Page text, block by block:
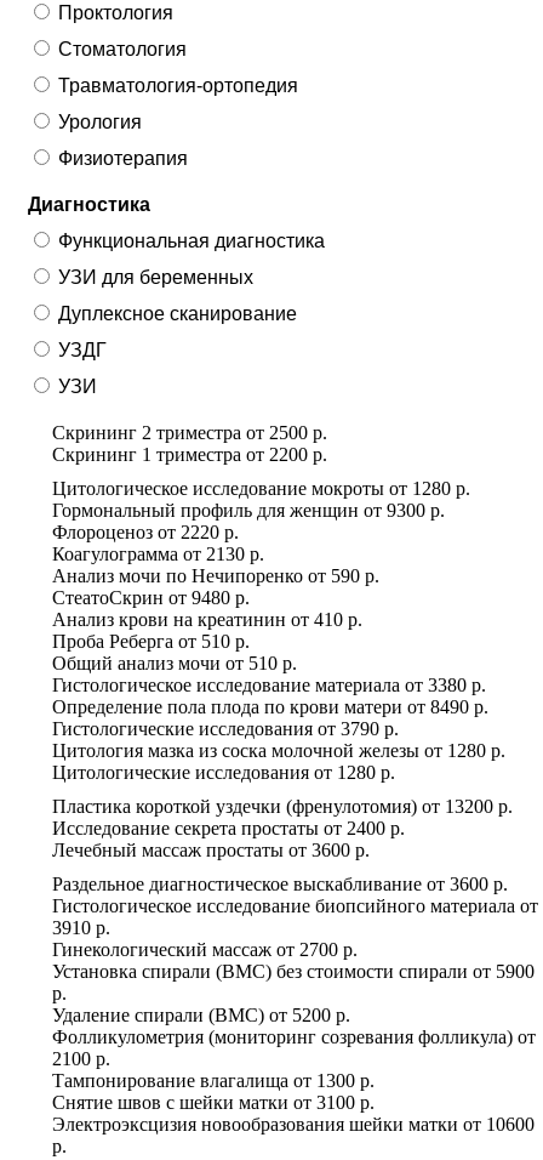
Проктология
Стоматология
Травматология-ортопедия
Урология
Физиотерапия
Диагностика
Функциональная диагностика
УЗИ для беременных
Дуплексное сканирование
УЗДГ
УЗИ
Скрининг 2 триместра от 2500 р.
Скрининг 1 триместра от 2200 р.
Цитологическое исследование мокроты от 1280 р.
Гормональный профиль для женщин от 9300 р.
Флороценоз от 2220 р.
Коагулограмма от 2130 р.
Анализ мочи по Нечипоренко от 590 р.
СтеатоСкрин от 9480 р.
Анализ крови на креатинин от 410 р.
Проба Реберга от 510 р.
Общий анализ мочи от 510 р.
Гистологическое исследование материала от 3380 р.
Определение пола плода по крови матери от 8490 р.
Гистологические исследования от 3790 р.
Цитология мазка из соска молочной железы от 1280 р.
Цитологические исследования от 1280 р.
Пластика короткой уздечки (френулотомия) от 13200 р.
Исследование секрета простаты от 2400 р.
Лечебный массаж простаты от 3600 р.
Раздельное диагностическое выскабливание от 3600 р.
Гистологическое исследование биопсийного материала от
3910 р.
Гинекологический массаж от 2700 р.
Установка спирали (ВМС) без стоимости спирали от 5900
р.
Удаление спирали (ВМС) от 5200 р.
Фолликулометрия (мониторинг созревания фолликула) от
2100 р.
Тампонирование влагалища от 1300 р.
Снятие швов с шейки матки от 3100 р.
Электроэксцизия новообразования шейки матки от 10600
р.